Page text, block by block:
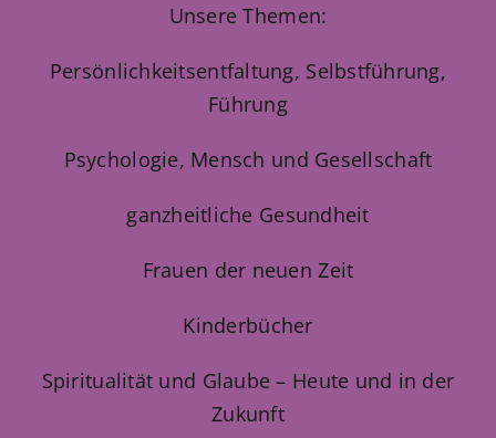
Unsere Themen:
Persönlichkeitsentfaltung, Selbstführung,
Führung
Psychologie, Mensch und Gesellschaft
ganzheitliche Gesundheit
Frauen der neuen Zeit
Kinderbücher
Spiritualität und Glaube – Heute und in der
Zukunft